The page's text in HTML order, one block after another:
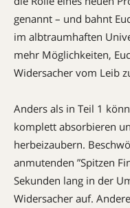
genannt – und bahnt
im albtraumhaften
mehr Möglichkeiten,
Widersacher vom Leib
Anders als in Teil 1
komplett absorbieren
herbeizaubern.
anmutenden ”Spitzen
Sekunden lang in der
Widersacher auf.